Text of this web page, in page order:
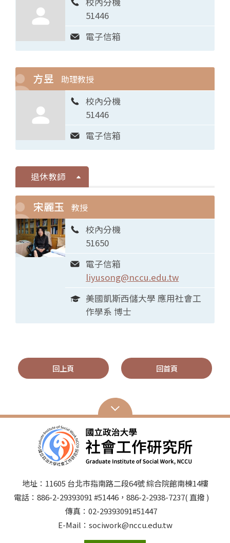
51446
電子信箱
方昱 助理教授
校內分機
51446
電子信箱
退休教師
宋麗玉 教授
校內分機
51650
電子信箱
liyusong@nccu.edu.tw
美國凱斯西儲大學 應用社會工
作學系 博士
回上頁 回首頁
地址：11605 台北市指南路二段64號 綜合院館南棟14樓
電話：886-2-29393091 #51446，886-2-2938-7237( 直撥 )
傳真：02-29393091#51447
E-Mail：sociwork@nccu.edu.tw